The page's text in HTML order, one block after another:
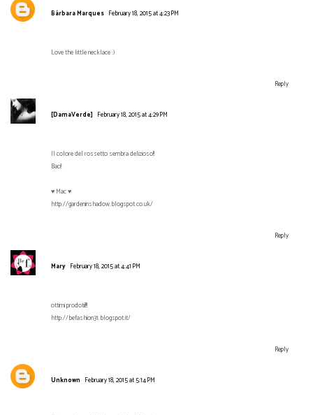
Bárbara Marques February 18, 2015 at 4:23 PM
Love the little necklace :)
Reply
[DamaVerde] February 18, 2015 at 4:29 PM
Il colore del rossetto sembra delizioso!!
Baci!
♥ Mac ♥
http://gardeninshadow.blogspot.co.uk/
Reply
Mary February 18, 2015 at 4:41 PM
ottimi prodotii!!!
http://befashion31.blogspot.it/
Reply
Unknown February 18, 2015 at 5:14 PM